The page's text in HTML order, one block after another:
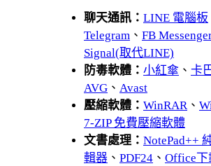
聊天通訊： LINE 電腦板
Telegram 、 FB
Signal(取代LINE)
防毒軟體： 小紅傘 、 卡
AVG 、 Avast
壓縮軟體： WinRAR 、
7-ZIP 免費壓縮軟體
文書處理： NotePad++
輯器 、 PDF24 、 Office下